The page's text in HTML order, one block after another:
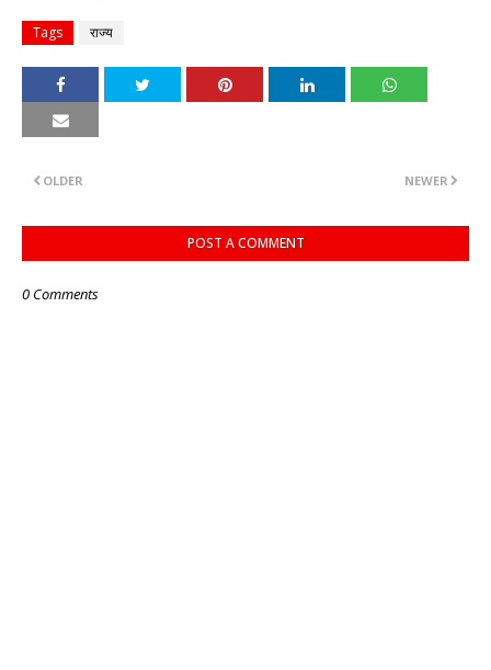
Tags राज्य
NEWER
OLDER
POST A COMMENT
0 Comments